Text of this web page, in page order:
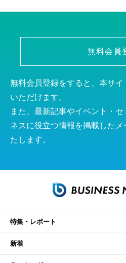
無料会員
無料会員登録をすると、本サ
いただけます。
また、最新記事やイベント・
ネスに役立つ情報を掲載した
たします。
特集・レポート
新着